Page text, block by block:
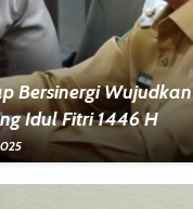
Bersinergi Wujudkan
Idul Fitri 1446 H